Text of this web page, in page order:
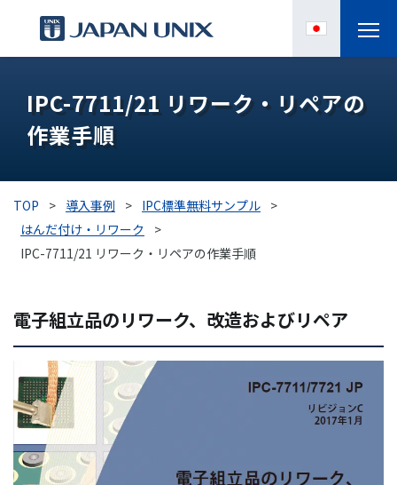
IPC
導入事例
各種サポート
企業情報
IPC-7711/21 リワーク・リペアの
作業手順
TOP > 導入事例 > IPC標準無料サンプル >
はんだ付け・リワーク
>
IPC-7711/21 リワーク・リペアの作業手順
電子組立品のリワーク、改造およびリペア​